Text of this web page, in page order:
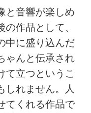
と音響が楽しめ
作品として、
中に盛り込んだ
ゃんと伝承され
て立つというこ
しれません。人
てくれる作品で